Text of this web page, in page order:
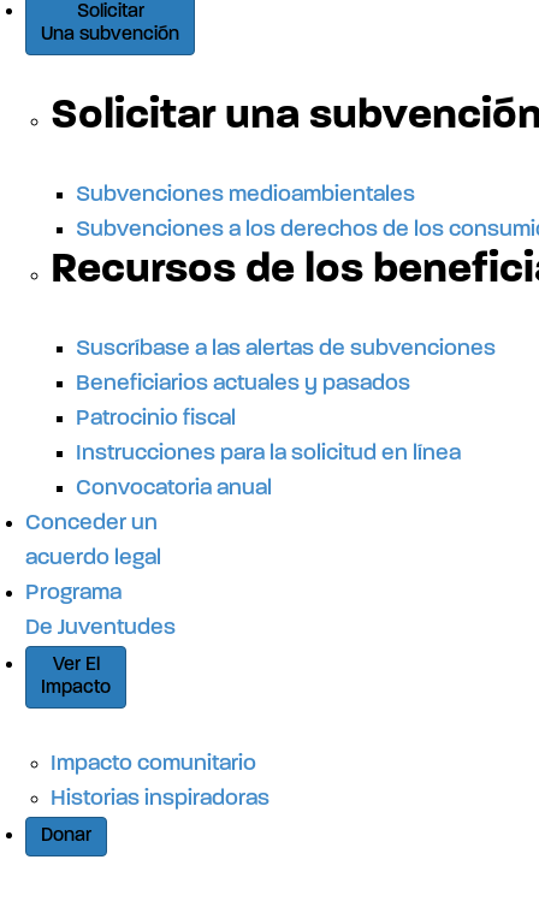
Solicitar
Una subvención
Solicitar una
Subvenciones medioambientales
Subvenciones a los derechos de los
Recursos de los
Suscríbase a las alertas de subvenciones
Beneficiarios actuales y pasados
Patrocinio fiscal
Instrucciones para la solicitud en línea
Convocatoria anual
Conceder un
acuerdo legal
Programa
De Juventudes
Ver El
Impacto
Impacto comunitario
Historias inspiradoras
Donar